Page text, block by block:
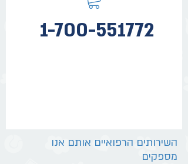
1-700-551772
השירותים הרפואיים אותם אנו
מספקים